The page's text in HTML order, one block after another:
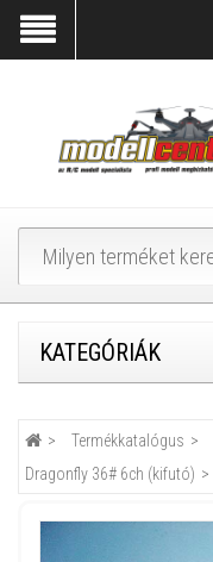
KATEGÓRIÁK
Termékkatalógus
Dragonfly 36# 6ch (kifutó)